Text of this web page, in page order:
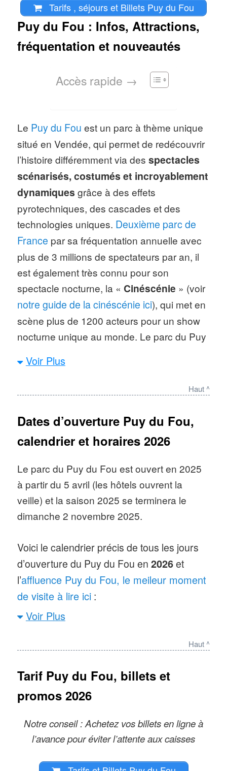
Tarifs , séjours et Billets Puy du Fou
Puy du Fou : Infos, Attractions,
fréquentation et nouveautés
Accès rapide →
Le Puy du Fou est un parc à thème unique
situé en Vendée, qui permet de redécouvrir
l’histoire différemment via desspectacles
scénarisés, costumés et incroyablement
dynamiques grâce à des effets
pyrotechniques, des cascades et des
technologies uniques. Deuxième parc de
France par sa fréquentation annuelle avec
plus de 3 millions de spectateurs par an, il
est également très connu pour son
spectacle nocturne, la « Cinéscénie » (voir
notre guide de la cinéscénie ici), qui met en
scène plus de 1200 acteurs pour un show
nocturne unique au monde. Le parc du Puy
régulièrement, a été lauréat de nombreux
prix, dont le plus prestigieux attribué à un
parc d’attractions, remis aux États-Unis. La
visite est recommandée sur 2 jours
minimum et il est possible de séjourner sur
place dans des hôtels à thème situés dans
la cité nocturne du Puy du Fou : pour choisir
votre hôtel, consultez notre dossier(avec
photos reportage).
Fréquentation Puy du Fou: 3
millions en 2025,2,8 millions en
2024
Affluence
du Fou ?
Nombre d’attractions
historique unique. Il est en effet basé
sur des spectacles (une vingtaine)
spectacles » et une dizaine de
représentations en continu, dans un
Voir Plus
Haut ^
Dates d’ouverture Puy du Fou,
calendrier et horaires 2026
Le parc du Puy du Fou est ouvert en 2025
à partir du 5 avril (les hôtels ouvrent la
veille) et la saison 2025 se terminera le
dimanche 2 novembre 2025.
Voici le calendrier précis de tous les jours
d’ouverture du Puy du Fou en2026et
l’affluence Puy du Fou, le meileur moment
de visite à lire ici :
Voir Plus
Haut ^
Tarif Puy du Fou, billets et
promos 2026
Notre conseil : Achetez vos billets en ligne à
l’avance pour éviter l’attente aux caisses